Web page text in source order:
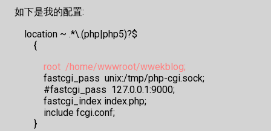
如下是我的配置:
location ~ .*\.(php|php5)?$
{
root /home/wwwroot/wwekblog;
fastcgi_pass unix:/tmp/php-cgi.sock;
#fastcgi_pass 127.0.0.1:9000;
fastcgi_index index.php;
include fcgi.conf;
}